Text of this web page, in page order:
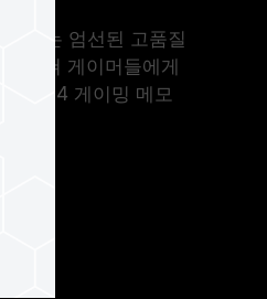
모리는 엄선된 고품질
거쳐 게이머들에게
DDR4 게이밍 메모